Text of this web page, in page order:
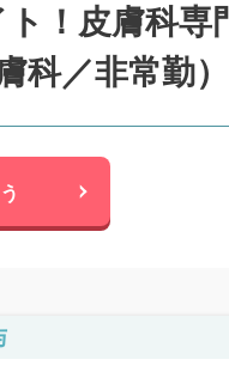
！皮膚科専
／非常勤）